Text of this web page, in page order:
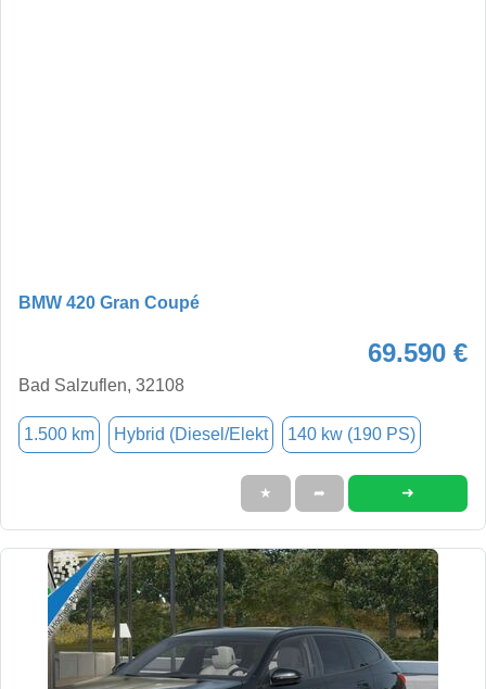
BMW 420 Gran Coupé
69.590 €
Bad Salzuflen, 32108
1.500 km Hybrid (Diesel/Elekt 140 kw (190 PS)
★ ➦ ➜